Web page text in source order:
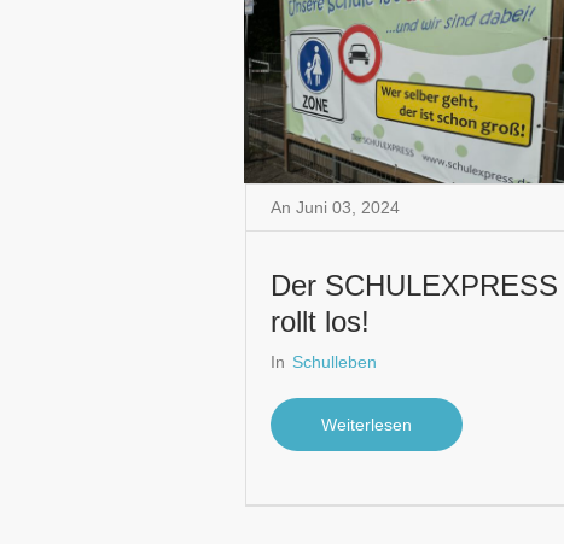
An Juni 03 2024
Der SCHULEXPRESS
rollt los!
In Schulleben
Weiterlesen